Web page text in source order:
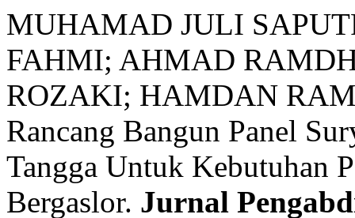
MUHAMAD JULI
FAHMI; AHMAD
ROZAKI; HAMDAN
Rancang Bangun Panel
Tangga Untuk Kebutuhan
Bergaslor. Jurnal